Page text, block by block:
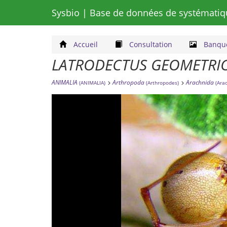
Sysbio | Base de données de
Accueil Consultation
LATRODECTUS
ANIMALIA (ANIMALIA) Arthropoda (Arthropodes) Arachnida